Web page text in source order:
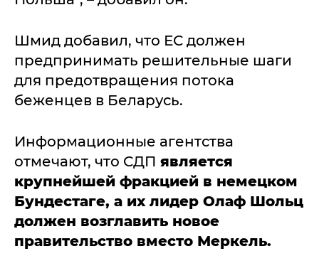
Шмид добавил, что ЕС должен
предпринимать решительные шаги
для предотвращения потока
беженцев в Беларусь.
Информационные агентства
отмечают, что СДП является
крупнейшей фракцией в немецком
Бундестаге, а их лидер Олаф Шольц
должен возглавить новое
правительство вместо Меркель.